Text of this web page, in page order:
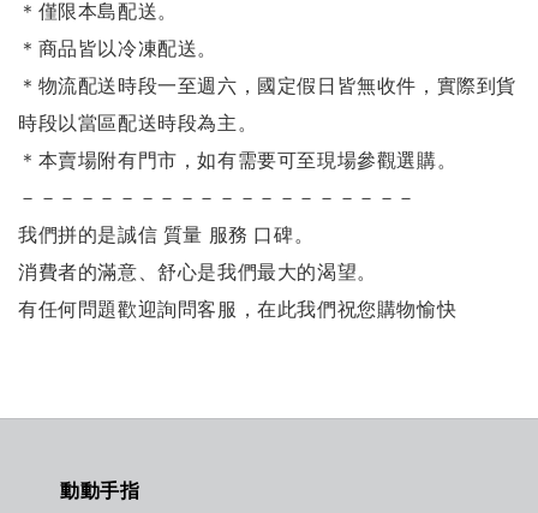
＊僅限本島配送。
＊商品皆以冷凍配送。
＊物流配送時段一至週六，國定假日皆無收件，實際到貨
時段以當區配送時段為主。
＊本賣場附有門市，如有需要可至現場參觀選購。
－－－－－－－－－－－－－－－－－－－－
我們拼的是誠信 質量 服務 口碑。
消費者的滿意、舒心是我們最大的渴望。
有任何問題歡迎詢問客服，在此我們祝您購物愉快
動動手指